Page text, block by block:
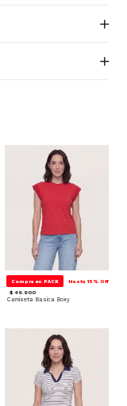
Compra en PACK Hasta 15% Off
$ 49.900
Camiseta Basica Boxy